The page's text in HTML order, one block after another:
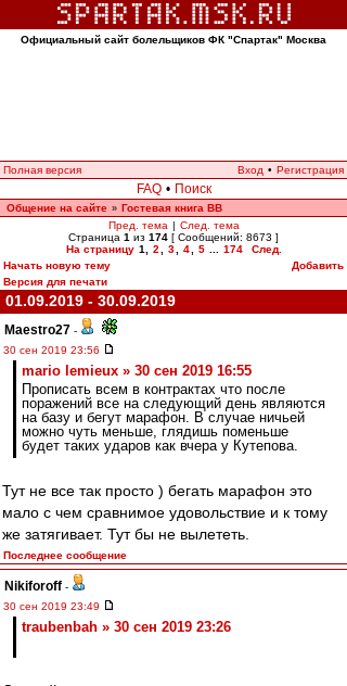
Официальный сайт болельщиков ФК "Спартак" Москва
Полная версия Вход • Регистрация
FAQ • Поиск
Общение на сайте » Гостевая книга ВВ
Пред. тема | След. тема
Страница 1 из 174 [ Сообщений: 8673 ]
На страницу 1 2 3 4 5 174
След.
Начать новую тему
Добавить
Версия для печати
01.09.2019 - 30.09.2019
Maestro27 -
30 сен 2019 23:56
mario lemieux » 30 сен 2019 16:55
Прописать всем в контрактах что после
поражений все на следующий день являются
на базу и бегут марафон. В случае ничьей
можно чуть меньше, глядишь поменьше
будет таких ударов как вчера у Кутепова.
Тут не все так просто ) бегать марафон это
мало с чем сравнимое удовольствие и к тому
же затягивает. Тут бы не вылететь.
Последнее сообщение
Nikiforoff -
30 сен 2019 23:49
traubenbah » 30 сен 2019 23:26